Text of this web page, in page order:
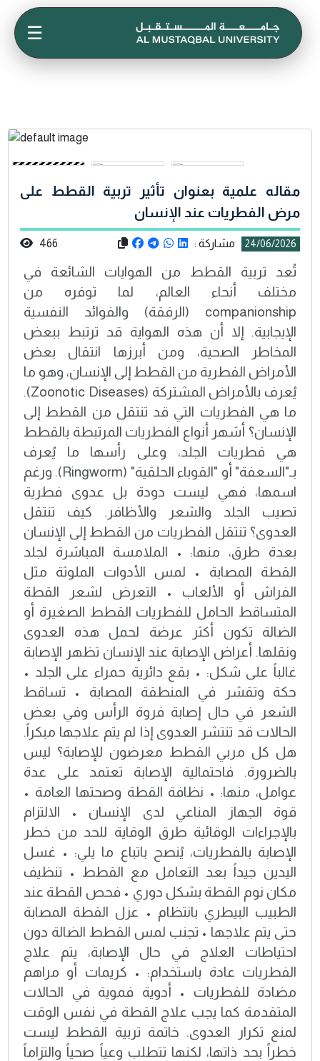
☰
مقاله علمية بعنوان تأثير تربية القطط على
مرض الفطريات عند الإنسان
24/06/2026 مشاركة : 466
تُعد تربية القطط من الهوايات الشائعة في
مختلف أنحاء العالم، لما توفره من
companionship (الرفقة) والفوائد النفسية
الإيجابية. إلا أن هذه الهواية قد ترتبط ببعض
المخاطر الصحية، ومن أبرزها انتقال بعض
الأمراض الفطرية من القطط إلى الإنسان، وهو ما
يُعرف بالأمراض المشتركة (Zoonotic Diseases).
ما هي الفطريات التي قد تنتقل من القطط إلى
الإنسان؟ أشهر أنواع الفطريات المرتبطة بالقطط
هي فطريات الجلد، وعلى رأسها ما يُعرف
بـ"السعفة" أو "القوباء الحلقية" (Ringworm). ورغم
اسمها، فهي ليست دودة بل عدوى فطرية
تصيب الجلد والشعر والأظافر. كيف تنتقل
العدوى؟ تنتقل الفطريات من القطط إلى الإنسان
بعدة طرق، منها: • الملامسة المباشرة لجلد
القطة المصابة • لمس الأدوات الملوثة مثل
الفراش أو الألعاب • التعرض لشعر القطة
المتساقط الحامل للفطريات القطط الصغيرة أو
الضالة تكون أكثر عرضة لحمل هذه العدوى
ونقلها. أعراض الإصابة عند الإنسان تظهر الإصابة
غالباً على شكل: • بقع دائرية حمراء على الجلد •
حكة وتقشر في المنطقة المصابة • تساقط
الشعر في حال إصابة فروة الرأس وفي بعض
الحالات قد تنتشر العدوى إذا لم يتم علاجها مبكراً.
هل كل مربي القطط معرضون للإصابة؟ ليس
بالضرورة. فاحتمالية الإصابة تعتمد على عدة
عوامل، منها: • نظافة القطة وصحتها العامة •
قوة الجهاز المناعي لدى الإنسان • الالتزام
بالإجراءات الوقائية طرق الوقاية للحد من خطر
الإصابة بالفطريات، يُنصح باتباع ما يلي: • غسل
اليدين جيداً بعد التعامل مع القطط • تنظيف
مكان نوم القطة بشكل دوري • فحص القطة عند
الطبيب البيطري بانتظام • عزل القطة المصابة
حتى يتم علاجها • تجنب لمس القطط الضالة دون
احتياطات العلاج في حال الإصابة، يتم علاج
الفطريات عادة باستخدام: • كريمات أو مراهم
مضادة للفطريات • أدوية فموية في الحالات
المتقدمة كما يجب علاج القطة في نفس الوقت
لمنع تكرار العدوى. خاتمة تربية القطط ليست
خطراً بحد ذاتها، لكنها تتطلب وعياً صحياً والتزاماً